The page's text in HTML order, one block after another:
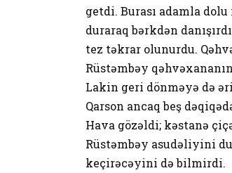
getdi. Burası adamla
duraraq bərkdən
tez təkrar olunurdu.
Rüstəmbəy
Lakin geri dönməyə də
Qarson ancaq beş
Hava gözəldi; kəstanə
Rüstəmbəy asudəliyini
keçirəcəyini də bilmirdi.